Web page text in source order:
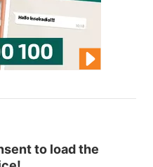
to load the